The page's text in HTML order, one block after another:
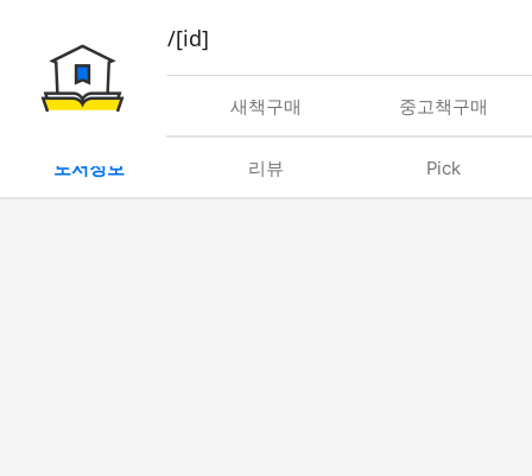
book/rent/[id]
대여 새책구매 중고책구매
도서정보 리뷰 Pick